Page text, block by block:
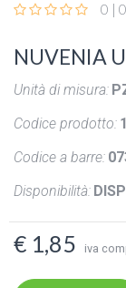
0 |
NUVENIA
Unità di misura:
Codice prodotto:
Codice a barre:
Disponibilità:
€ 1,85 iva